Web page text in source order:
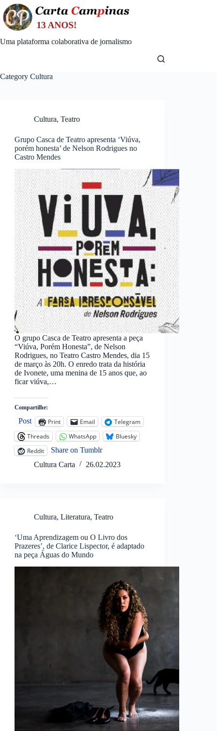
Skip
to
content
Uma plataforma colaborativa de jornalismo
Category Cultura
Cultura, Teatro
Grupo Casca de Teatro apresenta ‘Viúva,
porém honesta’ de Nelson Rodrigues no
Castro Mendes
O grupo Casca de Teatro apresenta a peça
“Viúva, Porém Honesta”, de Nelson
Rodrigues, no Teatro Castro Mendes, dia 15
de março às 20h. O enredo trata da história
de Ivonete, uma menina de 15 anos que, ao
ficar viúva,…
Compartilhe:
Post Print Email
Telegram
Threads
WhatsApp
Bluesky
Reddit
Share on Tumblr
Cultura Carta
26.02.2023
Cultura, Literatura, Teatro
‘Uma Aprendizagem ou O Livro dos
Prazeres’, de Clarice Lispector, é adaptado
na peça Águas do Mundo